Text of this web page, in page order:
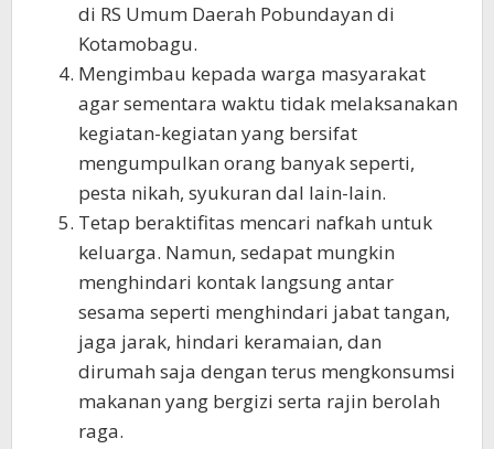
di RS Umum Daerah Pobundayan di
Kotamobagu.
Mengimbau kepada warga masyarakat
agar sementara waktu tidak melaksanakan
kegiatan-kegiatan yang bersifat
mengumpulkan orang banyak seperti,
pesta nikah, syukuran dal lain-lain.
Tetap beraktifitas mencari nafkah untuk
keluarga. Namun, sedapat mungkin
menghindari kontak langsung antar
sesama seperti menghindari jabat tangan,
jaga jarak, hindari keramaian, dan
dirumah saja dengan terus mengkonsumsi
makanan yang bergizi serta rajin berolah
raga.